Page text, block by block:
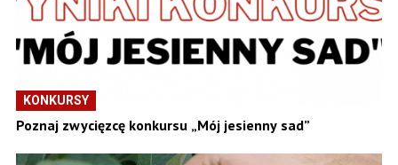
KONKURSY
Poznaj zwycięzcę konkursu „Mój jesienny sad”